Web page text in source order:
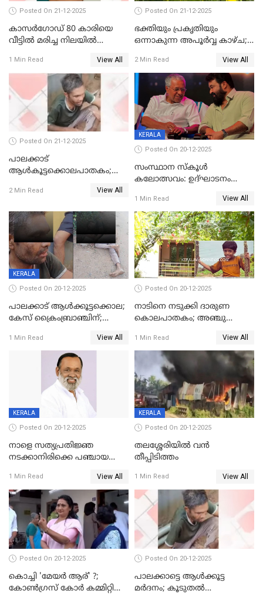
Posted On 21-12-2025
കാസർഗോഡ് 80 കാരിയെ
വീട്ടിൽ മരിച്ച നിലയിൽ
1 Min Read View All
Posted On 21-12-2025
ഭക്തിയും പ്രകൃതിയും
ഒന്നാകുന്ന അപൂര്‍വ്വ കാഴ്ച;
കാഴ്ചാനുഭവമൊരുക്കി
ശബരീ നന്ദനം
2 Min Read View All
Posted On 21-12-2025
പാലക്കാട്‌
ആൾകൂട്ടക്കൊലപാതകം;
ഊർജ്ജിതമാക്കിമാക്കി
2 Min Read View All
KERALA
Posted On 20-12-2025
സംസ്ഥാന സ്കൂൾ
കലോത്സവം: ഉദ്ഘാടനം
മുഖ്യാതിഥിയായി
മോഹൻലാൽ
1 Min Read View All
KERALA
Posted On 20-12-2025
പാലക്കാട് ആൾക്കൂട്ടക്കൊല;
കേസ് ക്രൈംബ്രാഞ്ചിന്;
അന്വേഷിക്കും
1 Min Read View All
Posted On 20-12-2025
നാടിനെ നടുക്കി ദാരുണ
കൊലപാതകം; അഞ്ചു
കഴുത്തുഞെരിച്ച് കൊന്നു
1 Min Read View All
KERALA
Posted On 20-12-2025
നാളെ സത്യപ്രതിജ്ഞ
നടക്കാനിരിക്കെ പഞ്ചായത്ത്
1 Min Read View All
KERALA
Posted On 20-12-2025
തലശ്ശേരിയിൽ വൻ
തീപ്പിടിത്തം
1 Min Read View All
Posted On 20-12-2025
കൊച്ചി 'മേയർ ആര്' ?;
കോണ്‍ഗ്രസ് കോര്‍ കമ്മിറ്റി
Posted On 20-12-2025
പാലക്കാട്ടെ ആള്‍ക്കൂട്ട
മര്‍ദനം; കൂടുതല്‍